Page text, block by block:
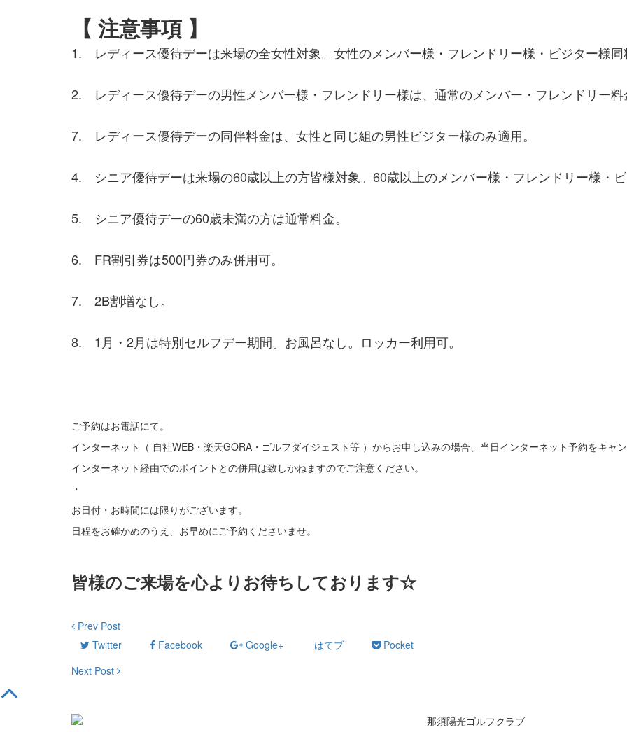
【 注意事項 】
1. レディース優待デーは来場の全女性対象。女性のメンバー様・フレンドリー様・ビジター様同
2. レディース優待デーの男性メンバー様・フレンドリー様は、通常のメンバー・フレンドリー料
7. レディース優待デーの同伴料金は、女性と同じ組の男性ビジター様のみ適用。
4. シニア優待デーは来場の60歳以上の方皆様対象。60歳以上のメンバー様・フレンドリー様・ビ
5. シニア優待デーの60歳未満の方は通常料金。
6. FR割引券は500円券のみ併用可。
7. 2B割増なし。
8. 1月・2月は特別セルフデー期間。お風呂なし。ロッカー利用可。
ご予約はお電話にて。
インターネット（ 自社WEB・楽天GORA・ゴルフダイジェスト等 ）からお申し込みの場合、当日インターネット予約をキャン
インターネット経由でのポイントとの併用は致しかねますのでご注意ください。
・
お日付・お時間には限りがございます。
日程をお確かめのうえ、お早めにご予約くださいませ。
皆様のご来場を心よりお待ちしております☆
Prev Post
Twitter
Facebook Google+ はてブ
Pocket
Next Post